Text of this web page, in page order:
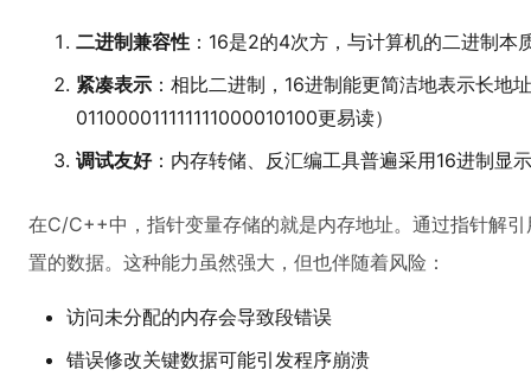
二进制兼容性 ：16是2的4次方，与计算机的二进制本
紧凑表示 ：相比二进制，16进制能更简洁地表示长地
011000011111111000010100更易读）
调试友好：内存转储、反汇编工具普遍采用16进制显示
在C/C++中，指针变量存储的就是内存地址。通过指针解
置的数据。这种能力虽然强大，但也伴随着风险：
访问未分配的内存会导致段错误
错误修改关键数据可能引发程序崩溃